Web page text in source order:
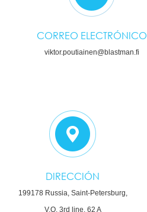
CORREO ELECTRÓNICO
viktor.poutiainen@blastman.fi
DIRECCIÓN
199178 Russia, Saint-Petersburg,
V.O. 3rd line, 62 A